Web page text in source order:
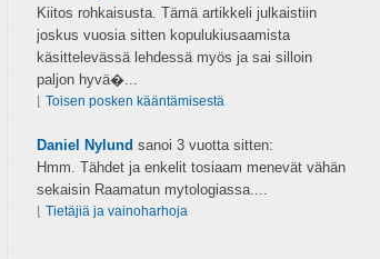
Kiitos rohkaisusta. Tämä artikkeli julkaistiin
joskus vuosia sitten kopulukiusaamista
käsittelevässä lehdessä myös ja sai silloin
paljon hyvä�...
Toisen posken kääntämisestä
Daniel Nylund sanoi 3 vuotta sitten:
Hmm. Tähdet ja enkelit tosiaam menevät vähän
sekaisin Raamatun mytologiassa....
Tietäjiä ja vainoharhoja